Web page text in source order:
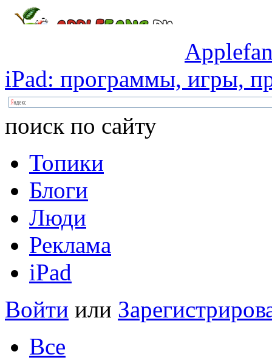
iPad: программы, игры,
поиск по сайту
Топики
Блоги
Люди
Реклама
iPad
Войти или
Все